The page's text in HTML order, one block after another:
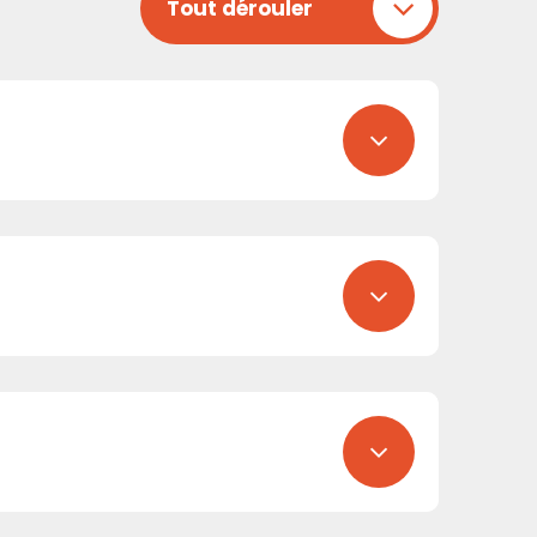
Tout dérouler